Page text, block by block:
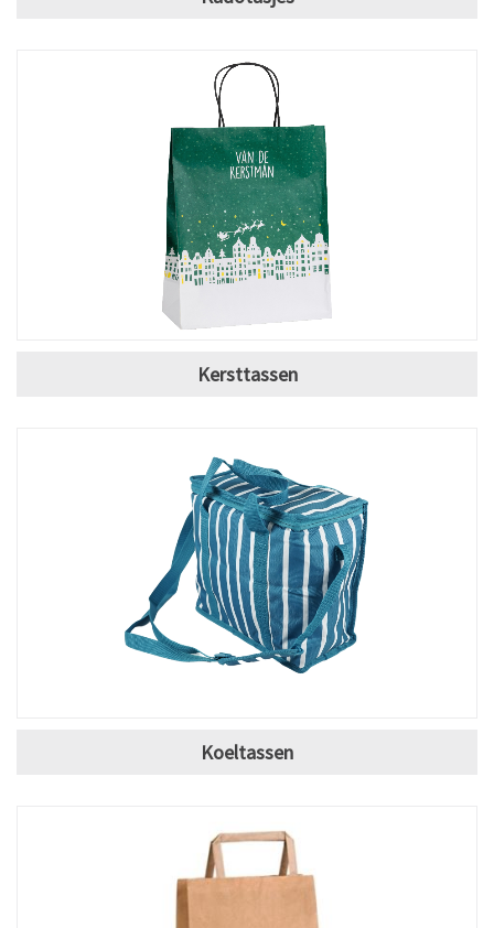
Kersttassen
Koeltassen